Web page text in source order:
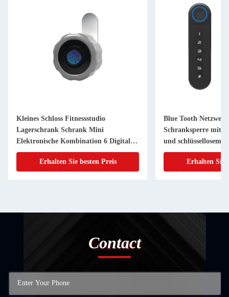
Kleines Schloss Fitnessstudio
Lagerschrank Schrank Mini
Elektronische Kombination 6 Digitaler
Pin Code Cam Lock
Erhalten Sie besten Preis
Blue Tooth
Schranksperre mit
und schlüssellosem
Erhalten Sie
Contact